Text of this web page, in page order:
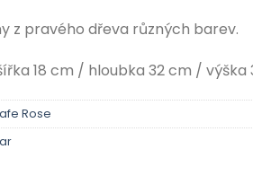
z pravého dřeva různých barev.
18 cm / hloubka 32 cm / výška
Rose